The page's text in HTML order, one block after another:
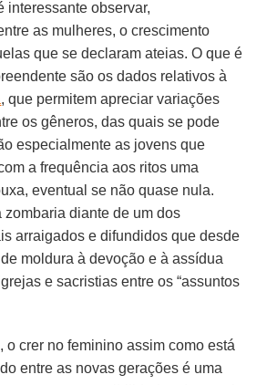
interessante observar,
as mulheres, o crescimento
que se declaram ateias. O que é
são os dados relativos à
, que permitem apreciar variações
os gêneros, das quais se pode
especialmente as jovens que
a frequência aos ritos uma
eventual se não quase nula.
zombaria diante de um dos
arraigados e difundidos que desde
moldura à devoção e à assídua
e sacristias entre os “assuntos
o crer no feminino assim como está
entre as novas gerações é uma